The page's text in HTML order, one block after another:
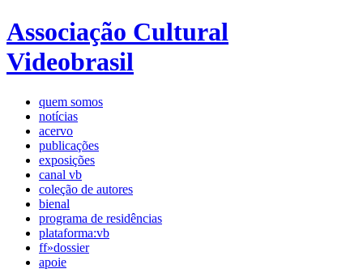
Associação Cultural
Videobrasil
quem somos
notícias
acervo
publicações
exposições
canal vb
coleção de autores
bienal
programa de residências
plataforma:vb
ff»dossier
apoie